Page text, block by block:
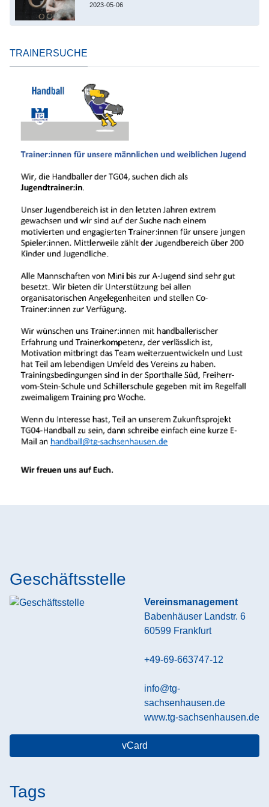
2023-05-06
TRAINERSUCHE
Geschäftsstelle
Vereinsmanagement
Babenhäuser Landstr. 6
60599 Frankfurt
+49-69-663747-12
info@tg-
sachsenhausen.de
www.tg-sachsenhausen.de
vCard
Tags